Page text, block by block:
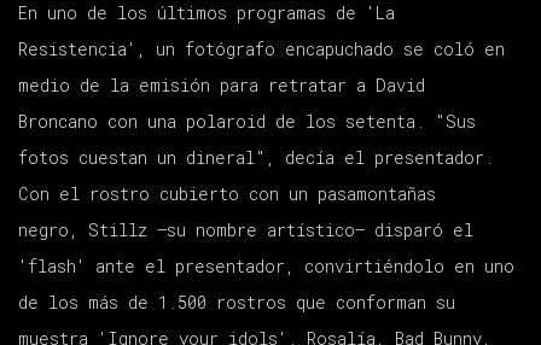
En uno de los últimos programas de 'La
Resistencia', un fotógrafo encapuchado se coló en
medio de la emisión para retratar a David
Broncano con una polaroid de los setenta. "Sus
fotos cuestan un dineral", decía el presentador.
Con el rostro cubierto con un pasamontañas
negro, Stillz —su nombre artístico— disparó el
'flash' ante el presentador, convirtiéndolo en uno
de los más de 1.500 rostros que conforman su
muestra 'Ignore your idols'. Rosalía, Bad Bunny,